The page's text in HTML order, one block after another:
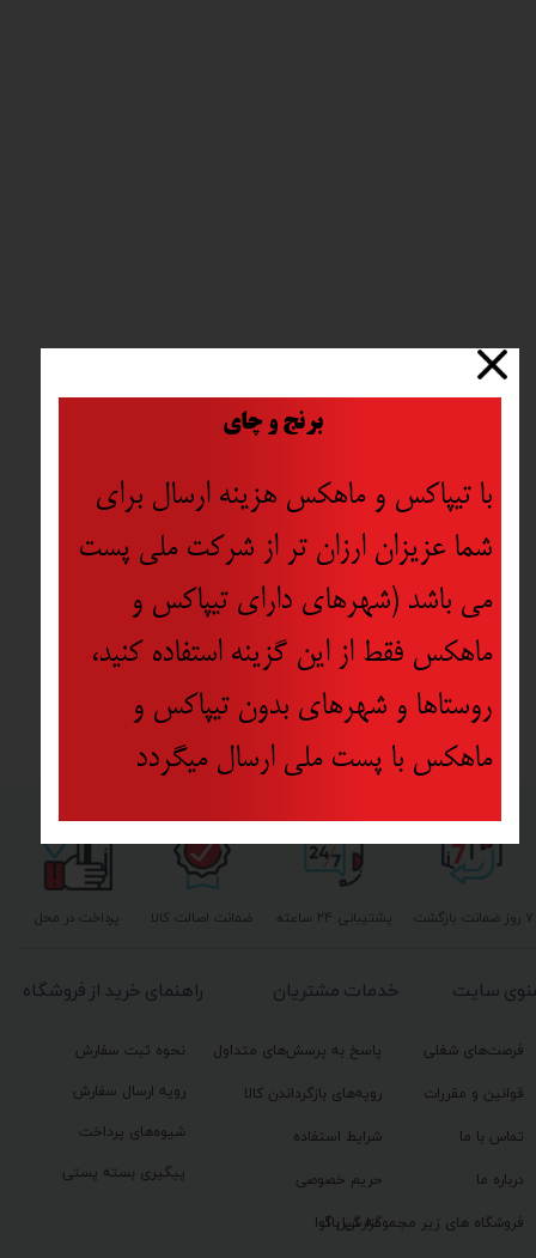
پشتیبانی ۲۴ ساعته پرداخت در محل ۷ روز ضمانت بازگشت ضمانت اصالت کالا
راهنمای خرید از فروشگاه
نحوه ثبت سفارش
رویه ارسال سفارش
شیوه‌های پرداخت
پیگیری بسته پستی
خدمات مشتریان
پاسخ به پرسش‌های متداول
رویه‌های بازگرداندن کالا
شرایط استفاده
حریم خصوصی
گزارش باگ
سایت
فرصت‌های شغلی
قوانین و مقررات
تماس با ما
درباره ما
فروشگاه های زیر مجموعه گیل آوا
برنج و چای
با تیپاکس و ماهکس هزینه ارسال برای
شما عزیزان ارزان تر از شرکت ملی پست
می باشد (شهرهای دارای تیپاکس و
ماهکس فقط از این گزینه استفاده کنید،
روستاها و شهرهای بدون تیپاکس و
ماهکس با پست ملی ارسال میگردد